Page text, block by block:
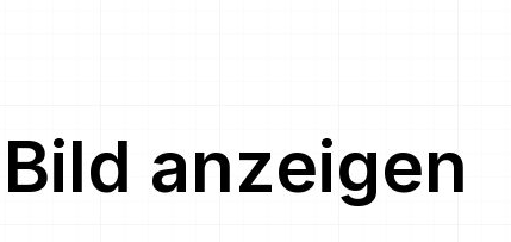
Bild anzeigen